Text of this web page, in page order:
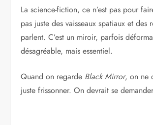
La science-fiction, ce n’est pas pour
pas juste des vaisseaux spatiaux et des
parlent. C’est un miroir, parfois
désagréable, mais essentiel.
Quand on regarde Black Mirror, on ne
juste frissonner. On devrait se